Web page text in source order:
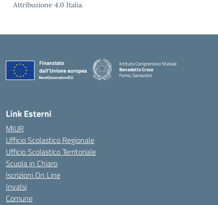
Attribuzione 4.0 Italia.
Istituto Comprensivo Statale
Benedetto Croce
Ferno, Samarate
Link Esterni
MIUR
Ufficio Scolastico Regionale
Ufficio Scolastico Territoriale
Scuola in Chiaro
Iscrizioni On Line
Invalsi
Comune